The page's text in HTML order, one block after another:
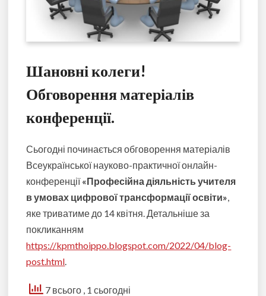
Шановні колеги!
Обговорення матеріалів
конференції.
Сьогодні починається обговорення матеріалів
Всеукраїнської науково-практичної онлайн-
конференції«Професійна діяльність учителя
в умовах цифрової трансформації освіти»
яке триватиме до 14 квітня. Детальніше за
покликанням
https://kpmthoippo.blogspot.com/2022/04/blog-
post.html
7 всього , 1 сьогодні